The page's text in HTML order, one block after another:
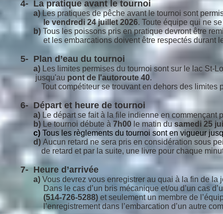
4- La pratique avant le tournoi
a)Les pratiques de pêche avant le tournoi sont
le vendredi 24 juillet 2026. Toute équipe qui ne
b) Tous les poissons pris en pratique devront être
et les embarcations doivent être respectés durant
5- Plan d’eau du tournoi
a) Les limites permises du tournoi sont sur le lac St-
jusqu'au pont de l'autoroute 40.
Tout compétiteur setrouvant en dehors des limites
6- Départ et heure de tournoi
a) Le départ se fait à la file indienne en commençant
b) Le tournoi débute à 7h00 le matin dusamedi 25
c) Tous les règlements du tournoi sont en vigueur
d) Aucun retard ne sera pris en considération sous
de retard et par la suite, une livre pour chaque
7- Heure d’arrivée
a) Vous devrez vous enregistrer au quai à la fin de la
Dans le cas d’un bris mécanique et/ou d’un cas
(514-726-5288) et seulement un membre de
l’enregistrementdans l’embarcation d’un autre